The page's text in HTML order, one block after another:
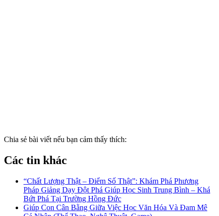
Chia sẻ bài viết nếu bạn cảm thấy thích:
Các tin khác
“Chất Lượng Thật – Điểm Số Thật”: Khám Phá Phương
Pháp Giảng Dạy Đột Phá Giúp Học Sinh Trung Bình – Khá
Bứt Phá Tại Trường Hồng Đức
Giúp Con Cân Bằng Giữa Việc Học Văn Hóa Và Đam Mê